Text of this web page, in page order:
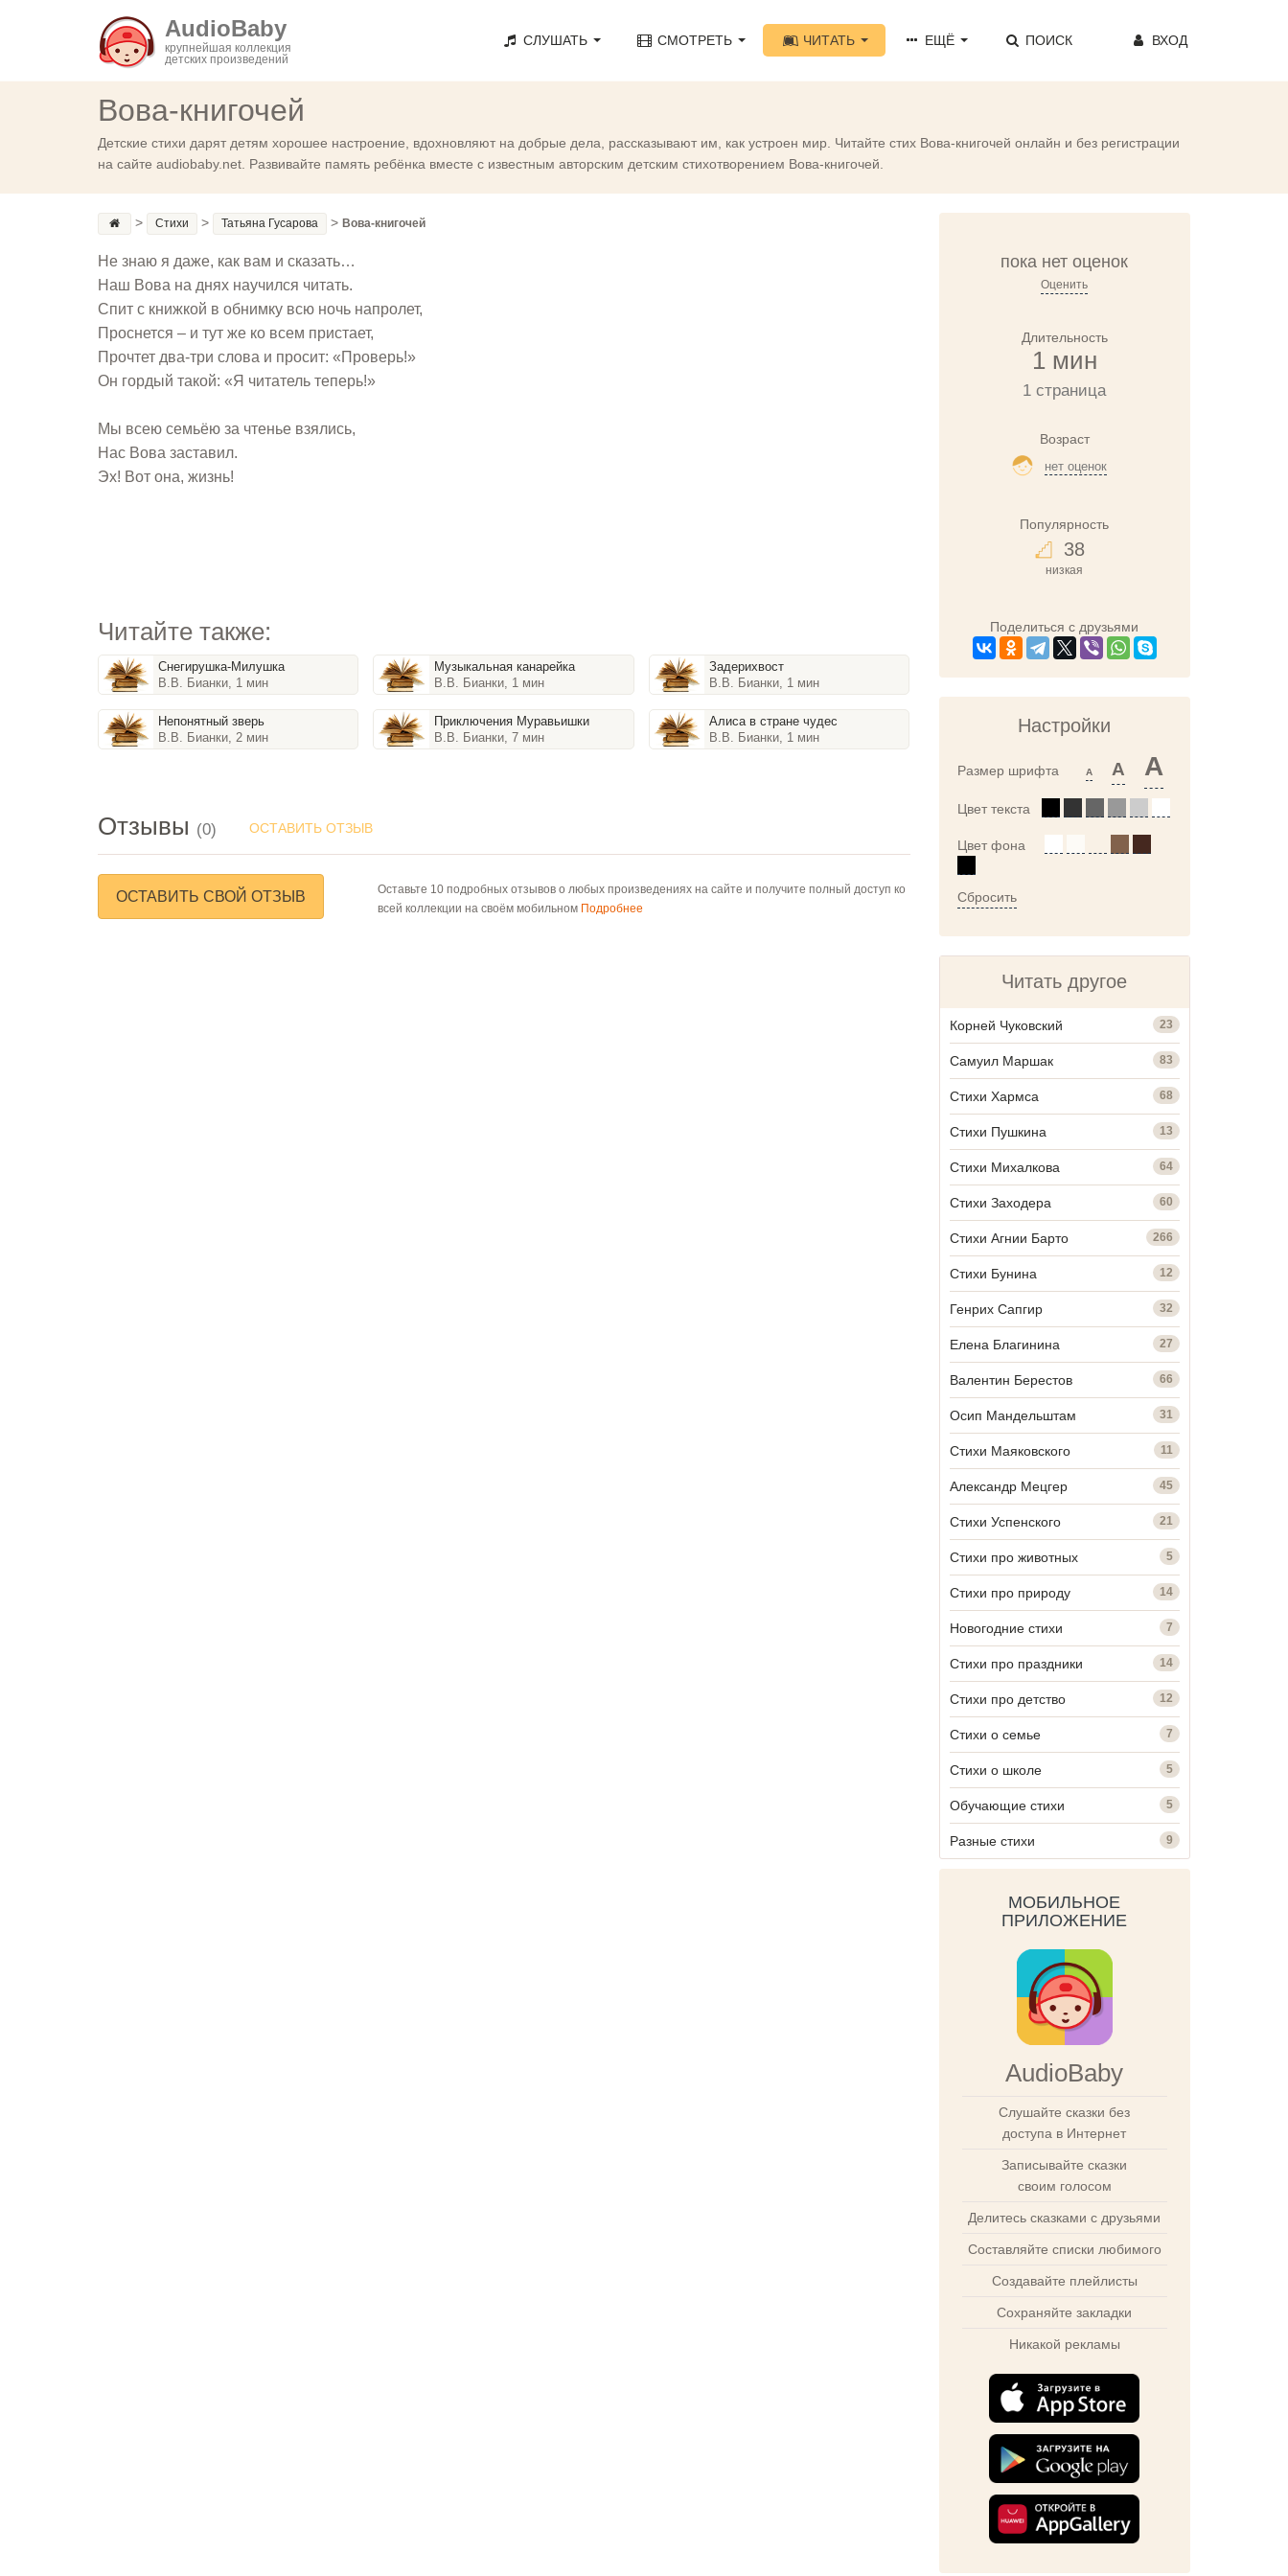
AudioBaby
крупнейшая коллекция
детских произведений
СЛУШАТЬ СМОТРЕТЬ ЧИТАТЬ ЕЩЁ ПОИСК ВХОД
Вова-книгочей
Детские стихи дарят детям хорошее настроение, вдохновляют на добрые дела, рассказывают им, как устроен мир. Читайте стих Вова-книгочей онлайн и без регистрации
на сайте audiobaby.net. Развивайте память ребёнка вместе с известным авторским детским стихотворением Вова-книгочей.
> Стихи > Татьяна Гусарова > Вова-книгочей
Не знаю я даже, как вам и сказать…
Наш Вова на днях научился читать.
Спит с книжкой в обнимку всю ночь напролет,
Проснется – и тут же ко всем пристает,
Прочтет два-три слова и просит: «Проверь!»
Он гордый такой: «Я читатель теперь!»
Мы всею семьёю за чтенье взялись,
Нас Вова заставил.
Эх! Вот она, жизнь!
Читайте также:
Снегирушка-Милушка
В.В. Бианки, 1 мин
Непонятный зверь
В.В. Бианки, 2 мин
Музыкальная канарейка
В.В. Бианки, 1 мин
Приключения Муравьишки
В.В. Бианки, 7 мин
Задерихвост
В.В. Бианки, 1 мин
Алиса в стране чудес
В.В. Бианки, 1 мин
Отзывы (0) ОСТАВИТЬ ОТЗЫВ
ОСТАВИТЬ СВОЙ ОТЗЫВ
Оставьте 10 подробных отзывов о любых произведениях на сайте и получите полный доступ ко
всей коллекции на своём мобильном Подробнее
пока нет оценок
Оценить
Длительность
1 мин
1 страница
Возраст
нет оценок
Популярность
38
низкая
Поделиться с друзьями
Настройки
Размер шрифта A A A
Цвет текста
Цвет фона
Сбросить
Читать другое
Корней Чуковский 23
Самуил Маршак 83
Стихи Хармса 68
Стихи Пушкина 13
Стихи Михалкова 64
Стихи Заходера 60
Стихи Агнии Барто 266
Стихи Бунина 12
Генрих Сапгир 32
Елена Благинина 27
Валентин Берестов 66
Осип Мандельштам 31
Стихи Маяковского 11
Александр Мецгер 45
Стихи Успенского 21
Стихи про животных 5
Стихи про природу 14
Новогодние стихи 7
Стихи про праздники 14
Стихи про детство 12
Стихи о семье 7
Стихи о школе 5
Обучающие стихи 5
Разные стихи 9
МОБИЛЬНОЕ
ПРИЛОЖЕНИЕ
AudioBaby
Слушайте сказки без
доступа в Интернет
Записывайте сказки
своим голосом
Делитесь сказками с друзьями
Составляйте списки любимого
Создавайте плейлисты
Сохраняйте закладки
Никакой рекламы